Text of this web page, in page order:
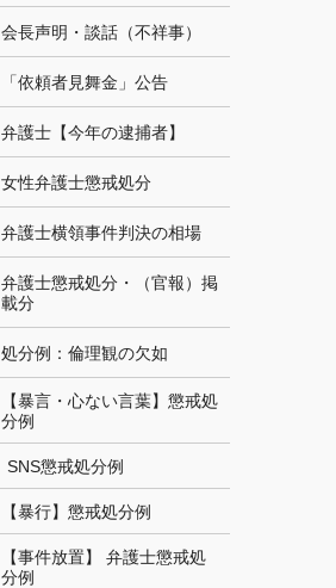
会長声明・談話（不祥事）
「依頼者見舞金」公告
弁護士【今年の逮捕者】
女性弁護士懲戒処分
弁護士横領事件判決の相場
弁護士懲戒処分・（官報）掲
載分
処分例：倫理観の欠如
【暴言・心ない言葉】懲戒処
分例
SNS懲戒処分例
【暴行】懲戒処分例
【事件放置】 弁護士懲戒処
分例